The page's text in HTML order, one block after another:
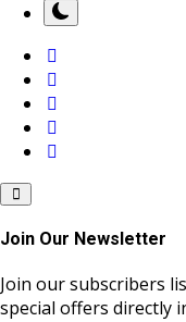
Join Our Newsletter
Join our subscribers
special offers directly